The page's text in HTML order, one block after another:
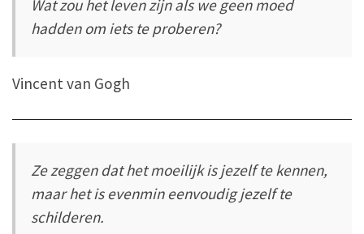
Wat zou het leven zijn als we geen moed
hadden om iets te proberen?
Vincent van Gogh
Ze zeggen dat het moeilijk is jezelf te kennen,
maar het is evenmin eenvoudig jezelf te
schilderen.